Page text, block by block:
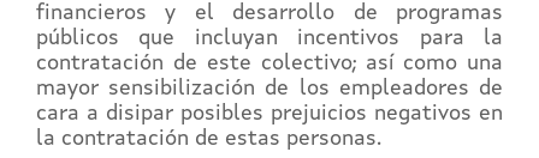
financieros y el desarrollo de programas
públicos que incluyan incentivos para la
contratación de este colectivo; así como una
mayor sensibilización de los empleadores de
cara a disipar posibles prejuicios negativos en
la contratación de estas personas.